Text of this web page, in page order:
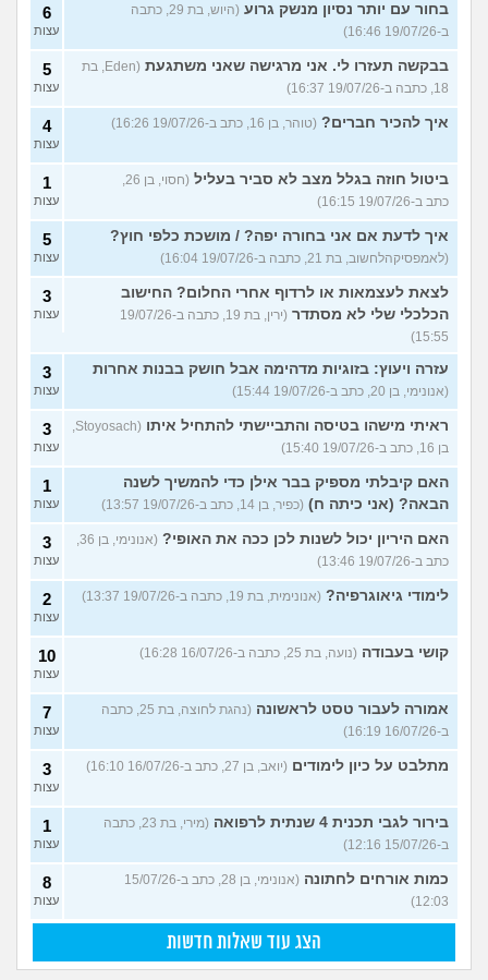
בחור עם יותר נסיון מנשק גרוע
(היוש, בת 29, כתבה
ב-19/07/26 16:46)
6
עצות
בבקשה תעזרו לי. אני מרגישה שאני משתגעת
(Eden, בת
18, כתבה ב-19/07/26 16:37)
5
עצות
איך להכיר חברים? (טוהר, בן 16, כתב ב-19/07/26 16:26) 4
עצות
ביטול חוזה בגלל מצב לא סביר בעליל
(חסוי, בן 26,
כתב ב-19/07/26 16:15)
1
עצות
איך לדעת אם אני בחורה יפה? / מושכת כלפי חוץ?
(לאמפסיקהלחשוב, בת 21, כתבה ב-19/07/26 16:04)
5
עצות
לצאת לעצמאות או לרדוף אחרי החלום? החישוב
הכלכלי שלי לא מסתדר
(ירין, בת 19, כתבה ב-19/07/26
15:55)
3
עצות
עזרה ויעוץ: בזוגיות מדהימה אבל חושק בבנות אחרות
(אנונימי, בן 20, כתב ב-19/07/26 15:44)
3
עצות
ראיתי מישהו בטיסה והתביישתי להתחיל איתו
(Stoyosach,
בן 16, כתב ב-19/07/26 15:40)
3
עצות
האם קיבלתי מספיק בבר אילן כדי להמשיך לשנה
הבאה? (אני כיתה ח) (כפיר, בן 14, כתב ב-19/07/26 13:57)
1
עצות
האם היריון יכול לשנות לכן ככה את האופי?
(אנונימי, בן 36,
כתב ב-19/07/26 13:46)
3
עצות
לימודי גיאוגרפיה? (אנונימית, בת 19, כתבה ב-19/07/26 13:37) 2
עצות
קושי בעבודה (נועה, בת 25, כתבה ב-16/07/26 16:28) 10
עצות
אמורה לעבור טסט לראשונה
(נהגת לחוצה, בת 25, כתבה
ב-16/07/26 16:19)
7
עצות
מתלבט על כיון לימודים (יואב, בן 27, כתב ב-16/07/26 16:10) 3
עצות
בירור לגבי תכנית 4 שנתית לרפואה
(מירי, בת 23, כתבה
ב-15/07/26 12:16)
1
עצות
כמות אורחים לחתונה
(אנונימי, בן 28, כתב ב-15/07/26
12:03)
8
עצות
הצג עוד שאלות חדשות